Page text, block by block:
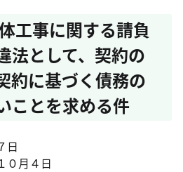
工事に関する請負
法として、契約の
約に基づく債務の
ことを求める件
日
０月４日